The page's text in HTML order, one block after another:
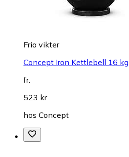
Fria vikter
Concept Iron Kettlebell 16 kg
fr.
523 kr
hos Concept